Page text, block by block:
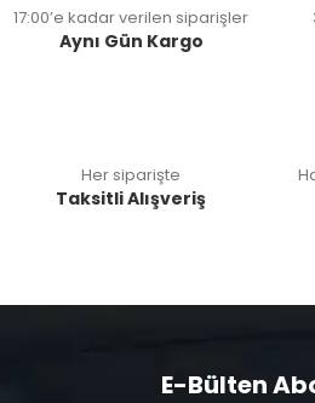
17:00’e kadar verilen siparişler
Aynı Gün Kargo
Her siparişte
Taksitli Alışveriş
E-Bülten